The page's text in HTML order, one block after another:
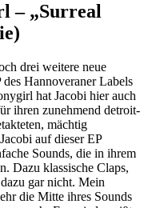
– „Surreal
drei weitere neue
Hannoveraner Labels
hat Jacobi hier auch
ihren zunehmend detroit-
mächtig
auf dieser EP
Sounds, die in ihrem
Dazu klassische Claps,
gar nicht. Mein
die Mitte ihres Sounds